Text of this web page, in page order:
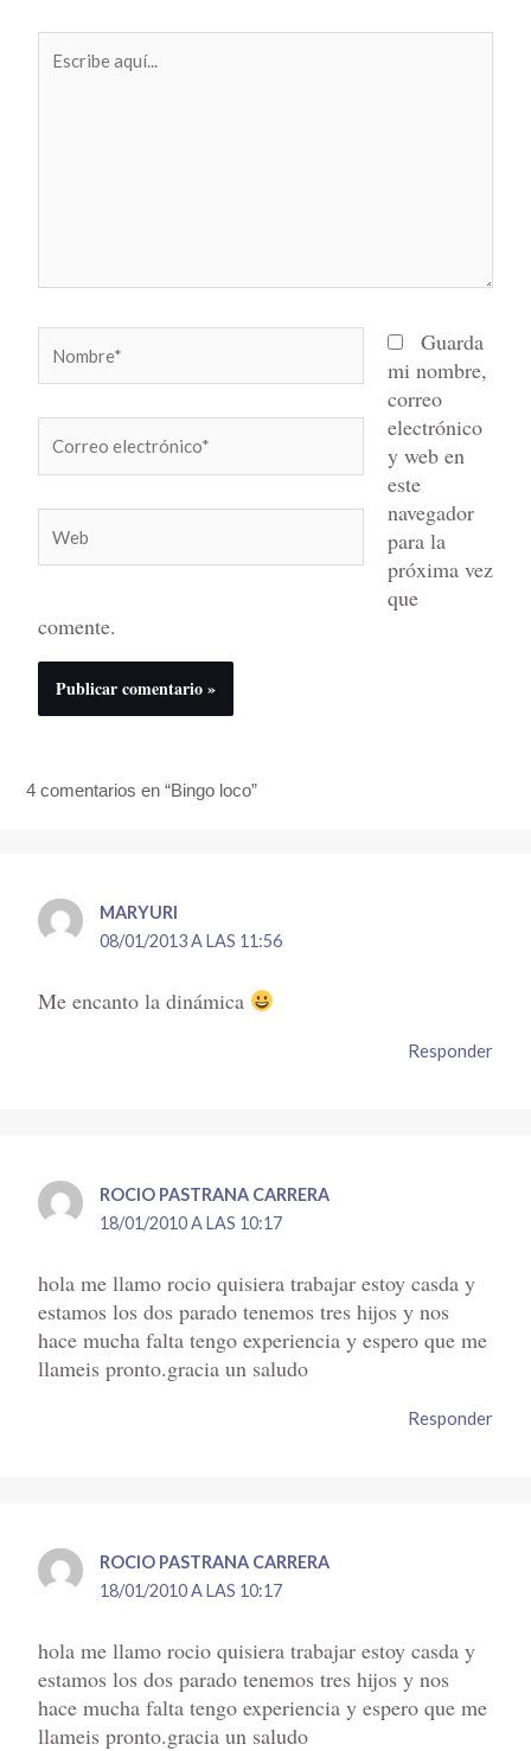
aquí...
electrónico*
Guarda
mi nombre,
correo
electrónico
y web en
este
navegador
para la
próxima vez
que
comente.
4 comentarios en “Bingo loco”
MARYURI
08/01/2013 A LAS 11:56
Me encanto la dinámica
Responder
ROCIO PASTRANA CARRERA
18/01/2010 A LAS 10:17
hola me llamo rocio quisiera trabajar estoy casda y
estamos los dos parado tenemos tres hijos y nos
hace mucha falta tengo experiencia y espero que me
llameis pronto.gracia un saludo
Responder
ROCIO PASTRANA CARRERA
18/01/2010 A LAS 10:17
hola me llamo rocio quisiera trabajar estoy casda y
estamos los dos parado tenemos tres hijos y nos
hace mucha falta tengo experiencia y espero que me
llameis pronto.gracia un saludo